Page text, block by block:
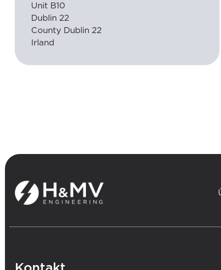
Unit B10
Dublin 22
County Dublin 22
Irland